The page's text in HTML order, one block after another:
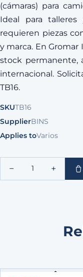
(cámaras) para
Ideal para
requieren piezas
y marca. En
stock permanente,
internacional.
TB16.
SKUTB16
SupplierBINS
Applies toVarios
− 1 +